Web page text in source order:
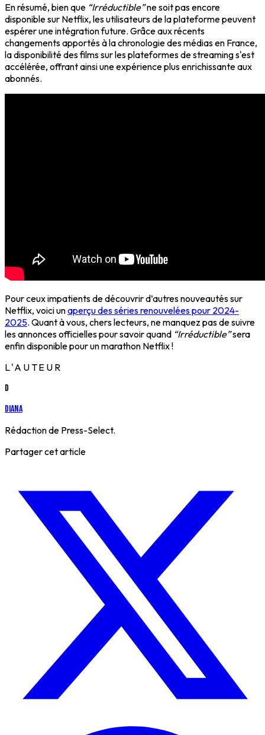
En résumé, bien que “Irréductible”ne soit pas encore
disponible sur Netflix, les utilisateurs de la plateforme peuvent
espérer une intégration future. Grâce aux récents
changements apportés à la chronologie des médias en France,
la disponibilité des films sur les plateformes de streaming s'est
accélérée, offrant ainsi une expérience plus enrichissante aux
abonnés.
Pour ceux impatients de découvrir d’autres nouveautés sur
Netflix, voici unaperçu des séries renouvelées pour 2024-
2025. Quant à vous, chers lecteurs, ne manquez pas de suivre
les annonces officielles pour savoir quand “Irréductible”sera
enfin disponible pour un marathon Netflix !
L'AUTEUR
D
Diana
Rédaction de Press-Select.
Partager cet article